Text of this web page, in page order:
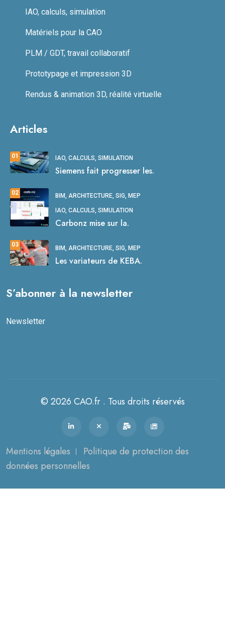
IAO, calculs, simulation
Matériels pour la CAO
PLM / GDT, travail collaboratif
Prototypage et impression 3D
Rendus & animation 3D, réalité virtuelle
Articles
01 IAO, CALCULS, SIMULATION
Siemens fait progresser les.
02 BIM, ARCHITECTURE, SIG, MEP
IAO, CALCULS, SIMULATION
Carbonz mise sur la.
03 BIM, ARCHITECTURE, SIG, MEP
Les variateurs de KEBA.
S’abonner à la newsletter
Newsletter
© 2026 CAO.fr . Tous droits réservés
Mentions légales
Politique de protection des
données personnelles